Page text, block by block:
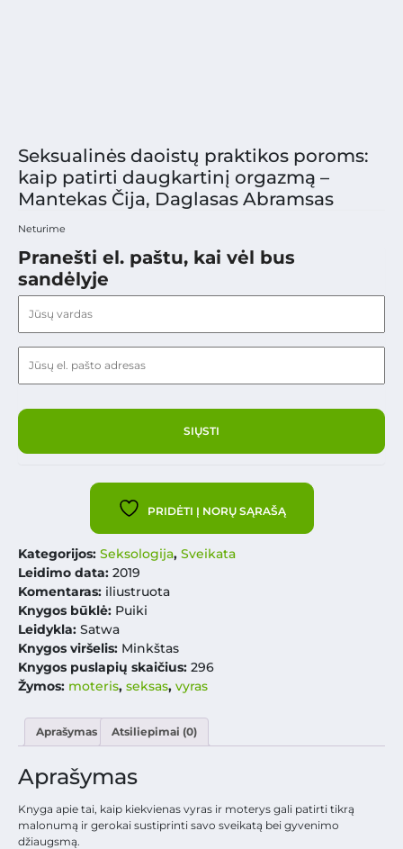
Seksualinės daoistų praktikos poroms:
kaip patirti daugkartinį orgazmą –
Mantekas Čija, Daglasas Abramsas
Neturime
Pranešti el. paštu, kai vėl bus
sandėlyje
PRIDĖTI Į NORŲ SĄRAŠĄ
Kategorijos: Seksologija, Sveikata
Leidimo data: 2019
Komentaras: iliustruota
Knygos būklė: Puiki
Leidykla: Satwa
Knygos viršelis: Minkštas
Knygos puslapių skaičius: 296
Žymos: moteris, seksas, vyras
Aprašymas Atsiliepimai (0)
Aprašymas
Knyga apie tai, kaip kiekvienas vyras ir moterys gali patirti tikrą
malonumą ir gerokai sustiprinti savo sveikatą bei gyvenimo
džiaugsmą.